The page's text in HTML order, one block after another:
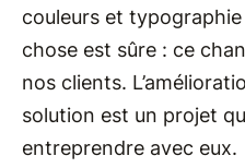
couleurs et
chose est sûre : ce
nos clients.
solution est un projet
entreprendre avec eux.